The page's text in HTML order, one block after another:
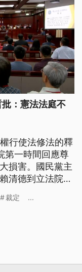
：憲法法庭不
行使法修法的釋
第一時間回應尊
損害。國民黨主
清德到立法院國
黨側翼，司法公
裁定 ...